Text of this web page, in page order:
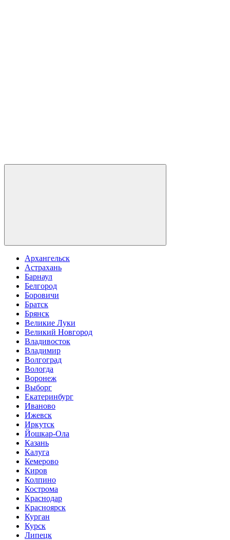
Архангельск
Астрахань
Барнаул
Белгород
Боровичи
Братск
Брянск
Великие Луки
Великий Новгород
Владивосток
Владимир
Волгоград
Вологда
Воронеж
Выборг
Екатеринбург
Иваново
Ижевск
Иркутск
Йошкар-Ола
Казань
Калуга
Кемерово
Киров
Колпино
Кострома
Краснодар
Красноярск
Курган
Курск
Липецк